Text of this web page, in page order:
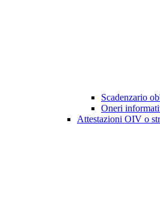
Scadenzario
Oneri
Attestazioni OIV o